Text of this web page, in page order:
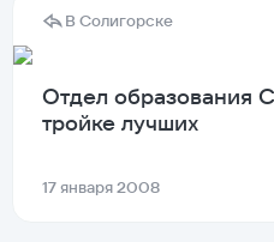
В Солигорске
Отдел образования
тройке лучших
17 января 2008